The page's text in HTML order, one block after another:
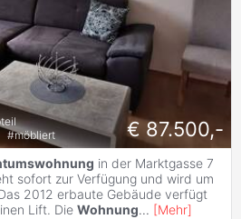
#möbliert € 87.500,-
in der Marktgasse 7
sofort zur Verfügung und wird um
2012 erbaute Gebäude verfügt
Lift. Die Wohnung... [Mehr]